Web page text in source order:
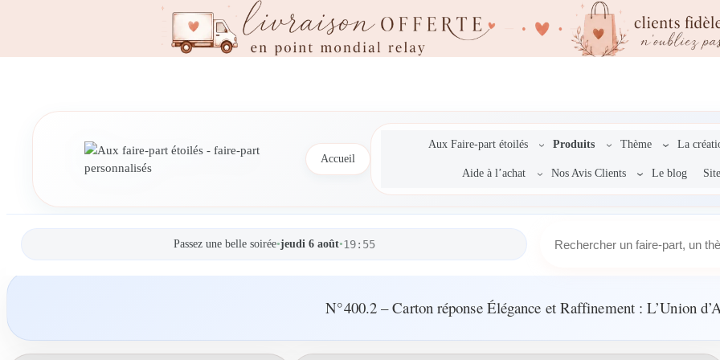
Accueil
Aux Faire-part étoilés Produits Thème La
Aide à l’achat Nos Avis Clients Le blog
Passez une belle soirée•jeudi 6 août•19:55
r
h
N°400.2 – Carton réponse Élégance et Raffinement : L’Union